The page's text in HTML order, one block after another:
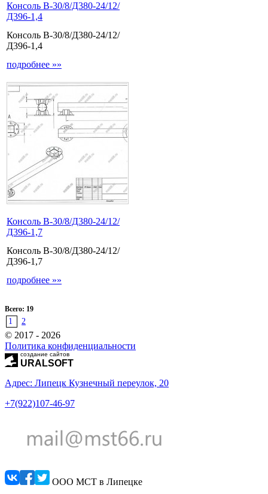
Консоль В-30/8/Д380-24/12/
Д396-1,4
Консоль В-30/8/Д380-24/12/
Д396-1,4
подробнее »»
Консоль В-30/8/Д380-24/12/
Д396-1,7
Консоль В-30/8/Д380-24/12/
Д396-1,7
подробнее »»
Всего: 19
1 2
© 2017 - 2026
Политика конфиденциальности
создание сайтов
URALSOFT
Адрес: Липецк Кузнечный переулок, 20
+7(922)107-46-97
ООО МСТ в Липецке